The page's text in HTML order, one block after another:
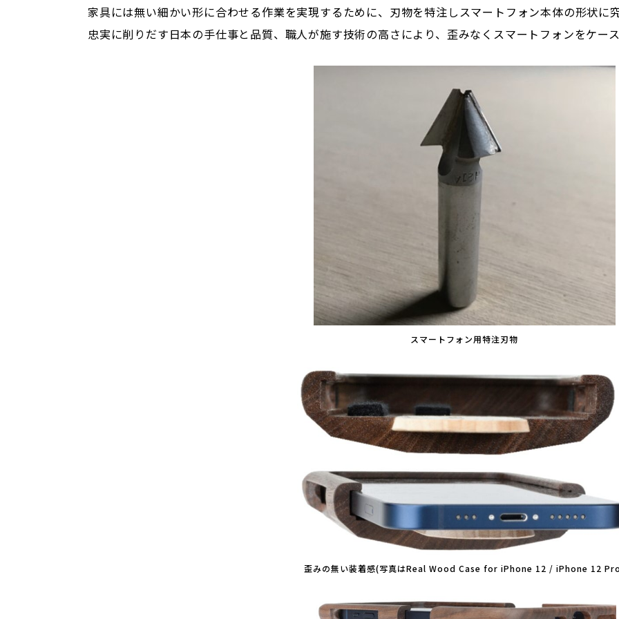
家具には無い細かい形に合わせる作業を実現するために、刃物を特注しスマートフォン本体の形状に
忠実に削りだす日本の手仕事と品質、職人が施す技術の高さにより、歪みなくスマートフォンをケー
スマートフォン用特注刃物
歪みの無い装着感(写真はReal Wood Case for iPhone 12 / iPhone 12